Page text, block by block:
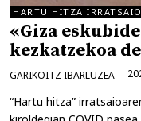
HARTU HITZA
«Giza
kezkatzekoa
GARIKOITZ IBARLUZEA
“Hartu hitza”